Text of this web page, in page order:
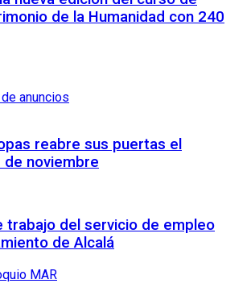
de la Humanidad con 240
anuncios
reabre sus puertas el
de noviembre
trabajo del servicio de empleo
de Alcalá